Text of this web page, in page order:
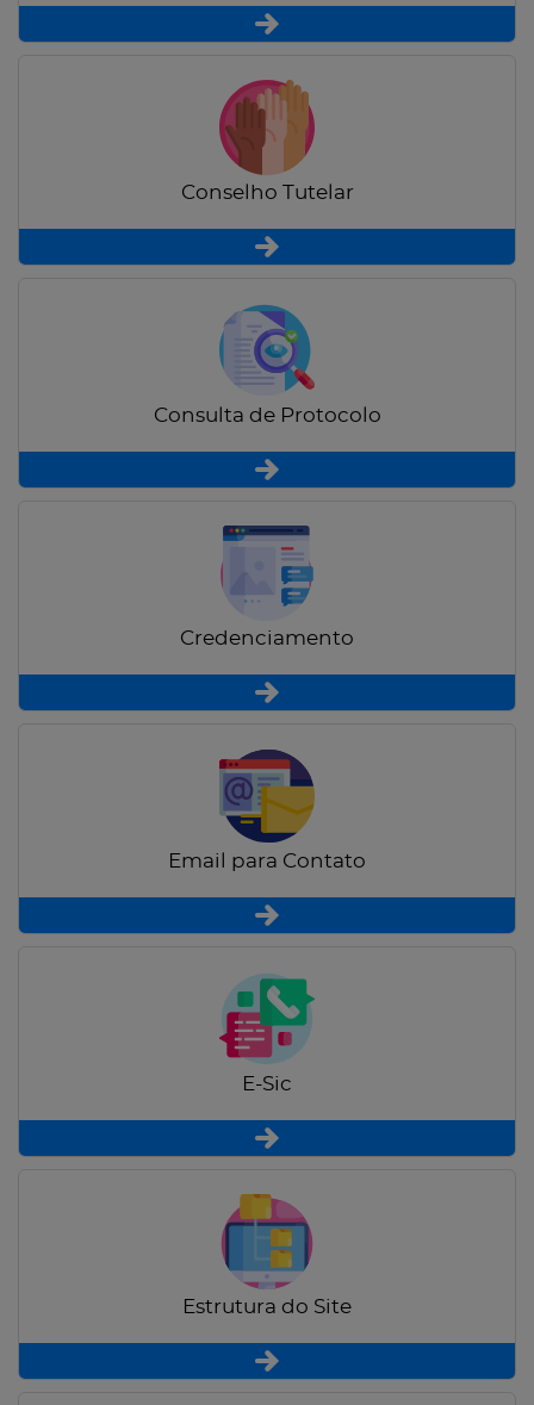
Conselho Tutelar
Consulta de Protocolo
Credenciamento
Email para Contato
E-Sic
Estrutura do Site